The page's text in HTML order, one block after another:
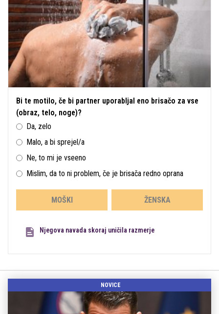
Bi te motilo, če bi partner uporabljal eno brisačo za vse
(obraz, telo, noge)?
Da, zelo
Malo, a bi sprejel/a
Ne, to mi je vseeno
Mislim, da to ni problem, če je brisača redno oprana
MOŠKI ŽENSKA
Njegova navada skoraj uničila razmerje
NOVICE